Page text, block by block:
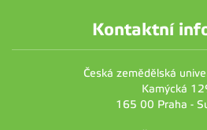
Kontaktní
Česká zemědělská
Kamýcká
165 00 Praha -